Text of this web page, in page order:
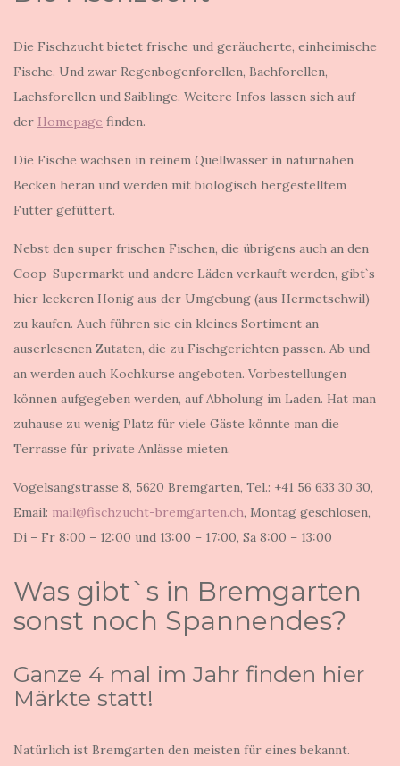
Die Fischzucht bietet frische und geräucherte, einheimische
Fische. Und zwar Regenbogenforellen, Bachforellen,
Lachsforellen und Saiblinge. Weitere Infos lassen sich auf
der Homepage finden.
Die Fische wachsen in reinem Quellwasser in naturnahen
Becken heran und werden mit biologisch hergestelltem
Futter gefüttert.
Nebst den super frischen Fischen, die übrigens auch an den
Coop-Supermarkt und andere Läden verkauft werden, gibt`s
hier leckeren Honig aus der Umgebung (aus Hermetschwil)
zu kaufen. Auch führen sie ein kleines Sortiment an
auserlesenen Zutaten, die zu Fischgerichten passen. Ab und
an werden auch Kochkurse angeboten. Vorbestellungen
können aufgegeben werden, auf Abholung im Laden. Hat man
zuhause zu wenig Platz für viele Gäste könnte man die
Terrasse für private Anlässe mieten.
Vogelsangstrasse 8, 5620 Bremgarten, Tel.: +41 56 633 30 30,
Email: mail@fischzucht-bremgarten.ch, Montag geschlosen,
Di – Fr 8:00 – 12:00 und 13:00 – 17:00, Sa 8:00 – 13:00
Was gibt`s in Bremgarten
sonst noch Spannendes?
Ganze 4 mal im Jahr finden hier
Märkte statt!
Natürlich ist Bremgarten den meisten für eines bekannt.